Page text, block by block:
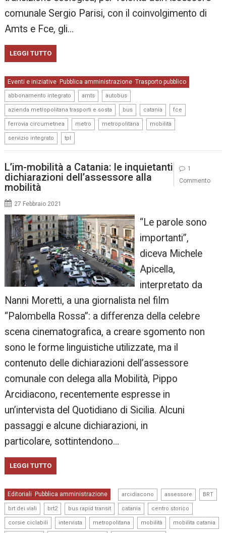
comunale Sergio Parisi, con il coinvolgimento di
Amts e Fce, gli…
LEGGI TUTTO
Eventi e iniziative, Pubblica amministrazione,Trasporto pubblico
abbonamento integrato amts autobus
azienda metropolitana trasporti e sosta bus catania fce
ferrovia circumetnea metro metropolitana mobilità
servizio integrato tpl
L’im-mobilità a Catania: le inquietanti
dichiarazioni dell’assessore alla
mobilità
27 Febbraio 2021
“Le parole sono
importanti”,
diceva Michele
Apicella,
interpretato da
Nanni Moretti, a una giornalista nel film
“Palombella Rossa”: a differenza della celebre
scena cinematografica, a creare sgomento non
sono le forme linguistiche utilizzate, ma il
contenuto delle dichiarazioni dell’assessore
comunale con delega alla Mobilità, Pippo
Arcidiacono, recentemente espresse in
un’intervista del Quotidiano di Sicilia. Alcuni
passaggi e alcune dichiarazioni, in
particolare, sottintendono…
LEGGI TUTTO
Editoriali, Pubblica amministrazione arcidiacono assessore BRT
brt dei viali brt2 bus rapid transit catania centro storico
corsie ciclabili intervista metropolitana mobilità mobilita catania
1
Commento